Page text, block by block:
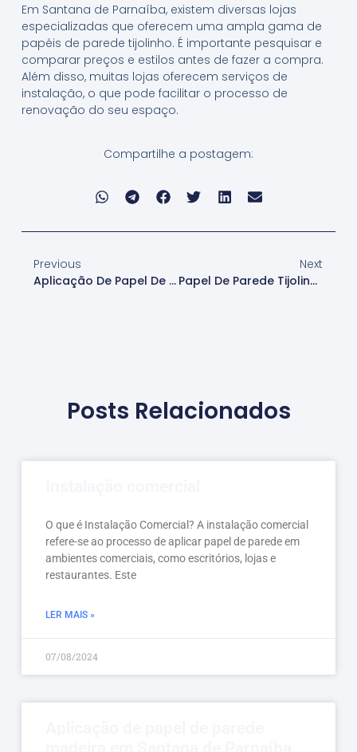
Em Santana de Parnaíba, existem diversas lojas
especializadas que oferecem uma ampla gama de
papéis de parede tijolinho. É importante pesquisar e
comparar preços e estilos antes de fazer a compra.
Além disso, muitas lojas oferecem serviços de
instalação, o que pode facilitar o processo de
renovação do seu espaço.
Compartilhe a postagem:
Previous
Aplicação De Papel De Parede Tijolinho Para Escritórios Em Santana De Parnaíba
Next
Papel De Parede Tijolinho Para Decoração Em Santana De Parnaíba
Posts Relacionados
O que é Instalação Comercial? A instalação comercial
refere-se ao processo de aplicar papel de parede em
ambientes comerciais, como escritórios, lojas e
restaurantes. Este
LER MAIS »
07/08/2024